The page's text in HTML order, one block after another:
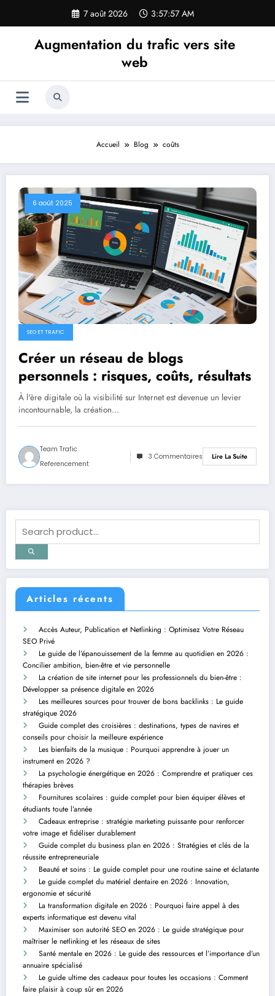
contenu
7 août 2026 3:57:59 AM
Augmentation du trafic vers site
web
Accueil Blog coûts
6 août 2025
SEO ET TRAFIC
Créer un réseau de blogs
personnels : risques, coûts, résultats
À l'ère digitale où la visibilité sur Internet est devenue un levier
incontournable, la création…
Team Trafic
Referencement
3 Commentaires Lire La Suite
Articles récents
Accès Auteur, Publication et Netlinking : Optimisez Votre Réseau
SEO Privé
Le guide de l’épanouissement de la femme au quotidien en 2026 :
Concilier ambition, bien-être et vie personnelle
La création de site internet pour les professionnels du bien-être :
Développer sa présence digitale en 2026
Les meilleures sources pour trouver de bons backlinks : Le guide
stratégique 2026
Guide complet des croisières : destinations, types de navires et
conseils pour choisir la meilleure expérience
Les bienfaits de la musique : Pourquoi apprendre à jouer un
instrument en 2026 ?
La psychologie énergétique en 2026 : Comprendre et pratiquer ces
thérapies brèves
Fournitures scolaires : guide complet pour bien équiper élèves et
étudiants toute l’année
Cadeaux entreprise : stratégie marketing puissante pour renforcer
votre image et fidéliser durablement
Guide complet du business plan en 2026 : Stratégies et clés de la
réussite entrepreneuriale
Beauté et soins : Le guide complet pour une routine saine et éclatante
Le guide complet du matériel dentaire en 2026 : Innovation,
ergonomie et sécurité
La transformation digitale en 2026 : Pourquoi faire appel à des
experts informatique est devenu vital
Maximiser son autorité SEO en 2026 : Le guide stratégique pour
maîtriser le netlinking et les réseaux de sites
Santé mentale en 2026 : Le guide des ressources et l’importance d’un
annuaire spécialisé
Le guide ultime des cadeaux pour toutes les occasions : Comment
faire plaisir à coup sûr en 2026